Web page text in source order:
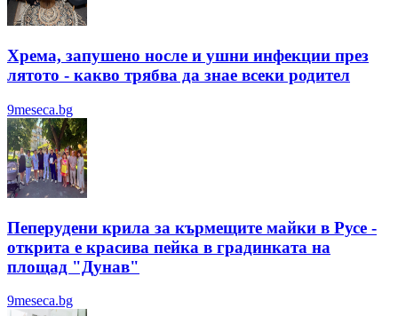
Хрема, запушено носле и ушни инфекции през
лятотo - какво трябва да знае всеки родител
9meseca.bg
Пеперудени крила за кърмещите майки в Русе -
открита е красива пейка в градинката на
площад "Дунав"
9meseca.bg